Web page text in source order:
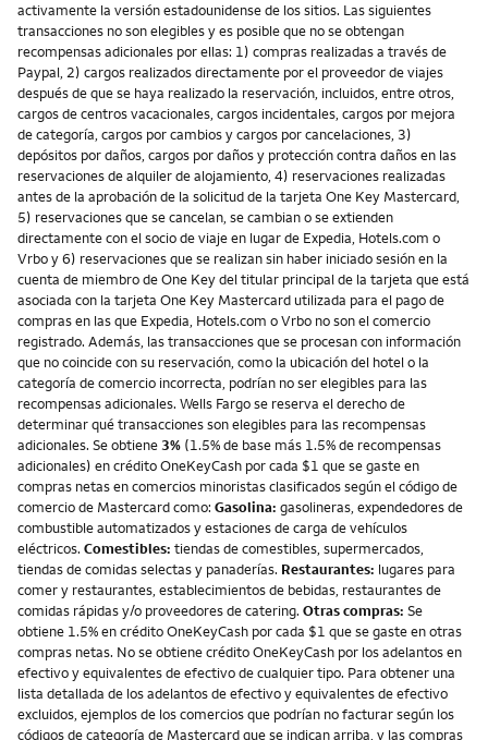
activamente la versión estadounidense de los sitios. Las siguientes
transacciones no son elegibles y es posible que no se obtengan
recompensas adicionales por ellas: 1) compras realizadas a través de
Paypal, 2) cargos realizados directamente por el proveedor de viajes
después de que se haya realizado la reservación, incluidos, entre otros,
cargos de centros vacacionales, cargos incidentales, cargos por mejora
de categoría, cargos por cambios y cargos por cancelaciones, 3)
depósitos por daños, cargos por daños y protección contra daños en las
reservaciones de alquiler de alojamiento, 4) reservaciones realizadas
antes de la aprobación de la solicitud de la tarjeta One Key Mastercard,
5) reservaciones que se cancelan, se cambian o se extienden
directamente con el socio de viaje en lugar de Expedia, Hotels.com o
Vrbo y 6) reservaciones que se realizan sin haber iniciado sesión en la
cuenta de miembro de One Key del titular principal de la tarjeta que está
asociada con la tarjeta One Key Mastercard utilizada para el pago de
compras en las que Expedia, Hotels.com o Vrbo no son el comercio
registrado. Además, las transacciones que se procesan con información
que no coincide con su reservación, como la ubicación del hotel o la
categoría de comercio incorrecta, podrían no ser elegibles para las
recompensas adicionales. Wells Fargo se reserva el derecho de
determinar qué transacciones son elegibles para las recompensas
adicionales. Se obtiene 3% (1.5% de base más 1.5% de recompensas
adicionales) en crédito OneKeyCash por cada $1 que se gaste en
compras netas en comercios minoristas clasificados según el código de
comercio de Mastercard como: Gasolina: gasolineras, expendedores de
combustible automatizados y estaciones de carga de vehículos
eléctricos. Comestibles: tiendas de comestibles, supermercados,
tiendas de comidas selectas y panaderías. Restaurantes: lugares para
comer y restaurantes, establecimientos de bebidas, restaurantes de
comidas rápidas y/o proveedores de catering. Otras compras: Se
obtiene 1.5% en crédito OneKeyCash por cada $1 que se gaste en otras
compras netas. No se obtiene crédito OneKeyCash por los adelantos en
efectivo y equivalentes de efectivo de cualquier tipo. Para obtener una
lista detallada de los adelantos de efectivo y equivalentes de efectivo
excluidos, ejemplos de los comercios que podrían no facturar según los
códigos de categoría de Mastercard que se indican arriba, y las compras